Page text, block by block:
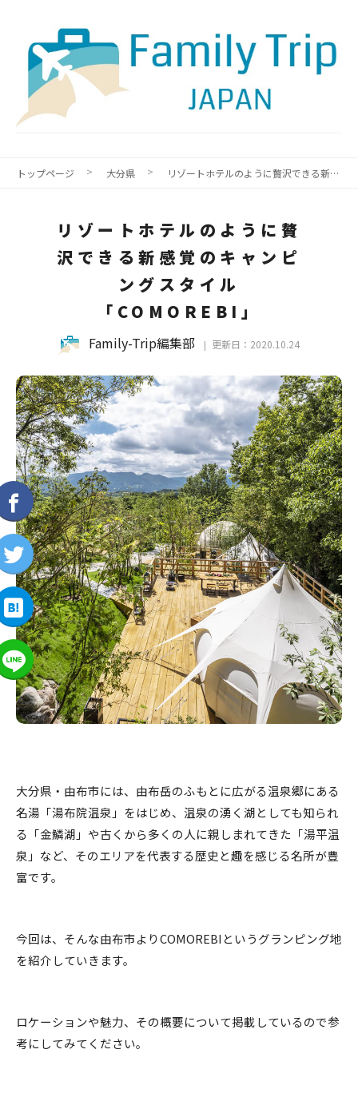
トップページ 大分県 リゾートホテルのように贅沢できる新感覚のキャンピングスタイル「COMOREBI」
リゾートホテルのように贅
沢できる新感覚のキャンピ
ングスタイル
「COMOREBI」
Family-Trip編集部 更新日：2020.10.24
大分県・由布市には、由布岳のふもとに広がる温泉郷にある
名湯「湯布院温泉」をはじめ、温泉の湧く湖としても知られ
る「金鱗湖」や古くから多くの人に親しまれてきた「湯平温
泉」など、そのエリアを代表する歴史と趣を感じる名所が豊
富です。
今回は、そんな由布市よりCOMOREBIというグランピング地
を紹介していきます。
ロケーションや魅力、その概要について掲載しているので参
考にしてみてください。